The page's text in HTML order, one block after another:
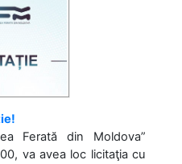
Ferată din Moldova”
va avea loc licitaţia cu